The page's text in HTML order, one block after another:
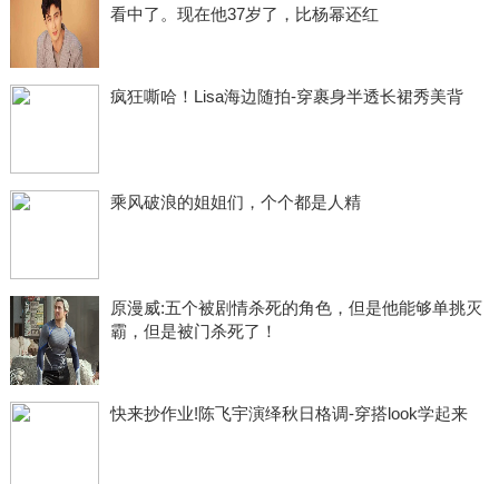
看中了。现在他37岁了，比杨幂还红
疯狂嘶哈！Lisa海边随拍-穿裹身半透长裙秀美背
乘风破浪的姐姐们，个个都是人精
原漫威:五个被剧情杀死的角色，但是他能够单挑灭
霸，但是被门杀死了！
快来抄作业!陈飞宇演绎秋日格调-穿搭look学起来